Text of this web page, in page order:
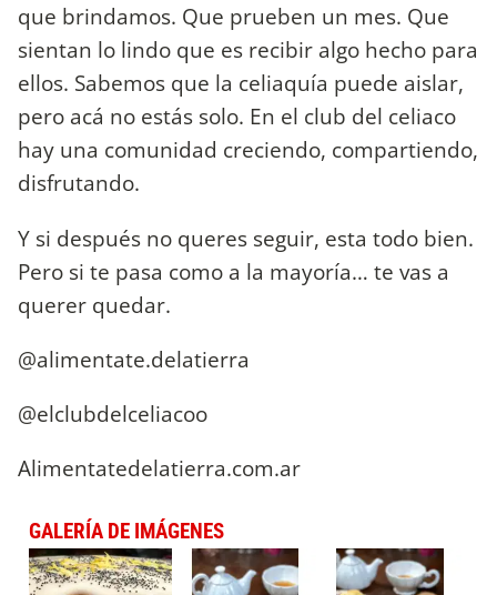
que brindamos. Que prueben un mes. Que
sientan lo lindo que es recibir algo hecho para
ellos. Sabemos que la celiaquía puede aislar,
pero acá no estás solo. En el club del celiaco
hay una comunidad creciendo, compartiendo,
disfrutando.
Y si después no queres seguir, esta todo bien.
Pero si te pasa como a la mayoría… te vas a
querer quedar.
@alimentate.delatierra
@elclubdelceliacoo
Alimentatedelatierra.com.ar
GALERÍA DE IMÁGENES